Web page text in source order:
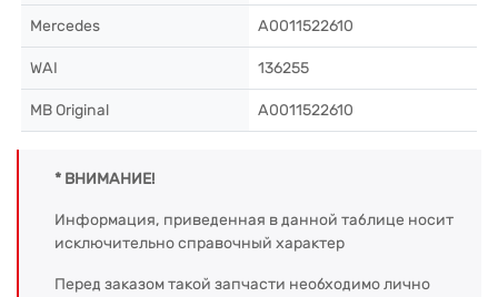
Mercedes A0011522610
WAI 136255
MB Original A0011522610
* ВНИМАНИЕ!
Информация, приведенная в данной таблице носит
исключительно справочный характер
Перед заказом такой запчасти необходимо лично